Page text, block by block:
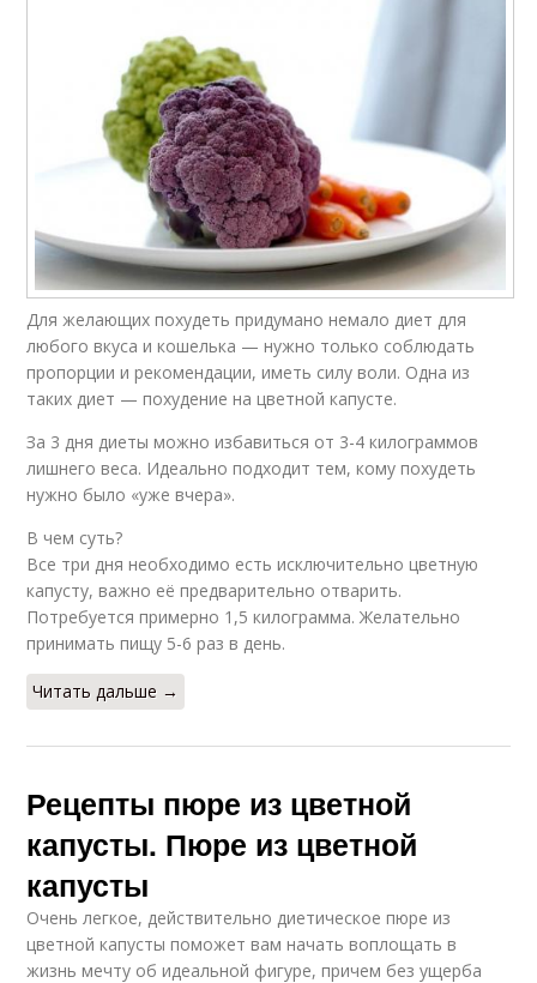
Для желающих похудеть придумано немало диет для
любого вкуса и кошелька — нужно только соблюдать
пропорции и рекомендации, иметь силу воли. Одна из
таких диет — похудение на цветной капусте.
За 3 дня диеты можно избавиться от 3-4 килограммов
лишнего веса. Идеально подходит тем, кому похудеть
нужно было «уже вчера».
В чем суть?
Все три дня необходимо есть исключительно цветную
капусту, важно её предварительно отварить.
Потребуется примерно 1,5 килограмма. Желательно
принимать пищу 5-6 раз в день.
Читать дальше →
Рецепты пюре из цветной
капусты. Пюре из цветной
капусты
Очень легкое, действительно диетическое пюре из
цветной капусты поможет вам начать воплощать в
жизнь мечту об идеальной фигуре, причем без ущерба